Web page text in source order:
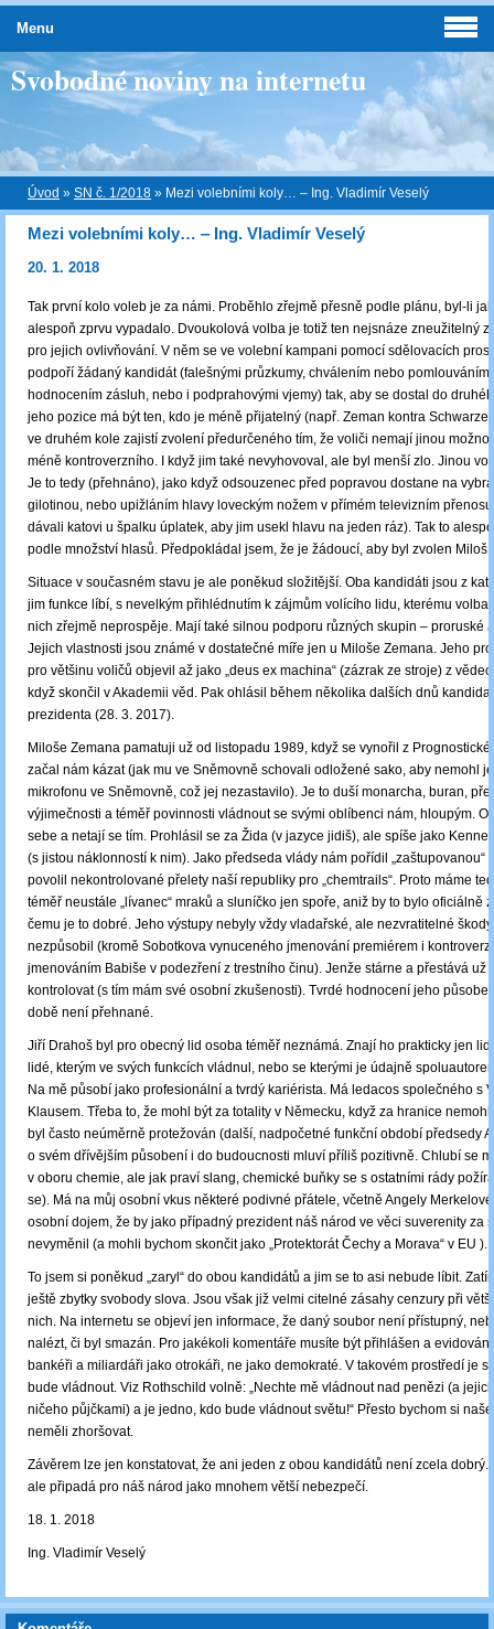
Svobodné noviny na internetu
Úvod » SN č. 1/2018 » Mezi volebními koly… ‒ Ing. Vladimír Veselý
Mezi volebními koly… ‒ Ing. Vladimír Veselý
20. 1. 2018
Tak první kolo voleb je za námi. Proběhlo zřejmě přesně podle plánu, byl-li
alespoň zprvu vypadalo. Dvoukolová volba je totiž ten nejsnáze zneužitelný
pro jejich ovlivňování. V něm se ve volební kampani pomocí sdělovacích
podpoří žádaný kandidát (falešnými průzkumy, chválením nebo pomlouváním
hodnocením zásluh, nebo i podprahovými vjemy) tak, aby se dostal do
jeho pozice má být ten, kdo je méně přijatelný (např. Zeman kontra
ve druhém kole zajistí zvolení předurčeného tím, že voliči nemají jinou
méně kontroverzního. I když jim také nevyhovoval, ale byl menší zlo. Jinou
Je to tedy (přehnáno), jako když odsouzenec před popravou dostane na
gilotinou, nebo upižláním hlavy loveckým nožem v přímém televizním
dávali katovi u špalku úplatek, aby jim usekl hlavu na jeden ráz). Tak to
podle množství hlasů. Předpokládal jsem, že je žádoucí, aby byl zvolen Miloš
Situace v současném stavu je ale poněkud složitější. Oba kandidáti jsou z
jim funkce líbí, s nevelkým přihlédnutím k zájmům volícího lidu, kterému volba
nich zřejmě neprospěje. Mají také silnou podporu různých skupin – proruské
Jejich vlastnosti jsou známé v dostatečné míře jen u Miloše Zemana. Jeho
pro většinu voličů objevil až jako „deus ex machina“ (zázrak ze stroje) z
když skončil v Akademii věd. Pak ohlásil během několika dalších dnů
prezidenta (28. 3. 2017).
Miloše Zemana pamatuji už od listopadu 1989, když se vynořil z
začal nám kázat (jak mu ve Sněmovně schovali odložené sako, aby nemohl
mikrofonu ve Sněmovně, což jej nezastavilo). Je to duší monarcha, buran,
výjimečnosti a téměř povinnosti vládnout se svými oblíbenci nám, hloupým.
sebe a netají se tím. Prohlásil se za Žida (v jazyce jidiš), ale spíše jako
(s jistou náklonností k nim). Jako předseda vlády nám pořídil „zaštupovanou“
povolil nekontrolované přelety naší republiky pro „chemtrails“. Proto máme
téměř neustále „lívanec“ mraků a sluníčko jen spoře, aniž by to bylo oficiálně
čemu je to dobré. Jeho výstupy nebyly vždy vladařské, ale nezvratitelné
nezpůsobil (kromě Sobotkova vynuceného jmenování premiérem i
jmenováním Babiše v podezření z trestního činu). Jenže stárne a přestává už
kontrolovat (s tím mám své osobní zkušenosti). Tvrdé hodnocení jeho
době není přehnané.
Jiří Drahoš byl pro obecný lid osoba téměř neznámá. Znají ho prakticky jen
lidé, kterým ve svých funkcích vládnul, nebo se kterými je údajně
Na mě působí jako profesionální a tvrdý kariérista. Má ledacos společného s
Klausem. Třeba to, že mohl být za totality v Německu, když za hranice
byl často neúměrně protežován (další, nadpočetné funkční období předsedy
o svém dřívějším působení i do budoucnosti mluví příliš pozitivně. Chlubí se
v oboru chemie, ale jak praví slang, chemické buňky se s ostatními rády
se). Má na můj osobní vkus některé podivné přátele, včetně Angely
osobní dojem, že by jako případný prezident náš národ ve věci suverenity za
nevyměnil (a mohli bychom skončit jako „Protektorát Čechy a Morava“ v EU ).
To jsem si poněkud „zaryl“ do obou kandidátů a jim se to asi nebude líbit.
ještě zbytky svobody slova. Jsou však již velmi citelné zásahy cenzury při
nich. Na internetu se objeví jen informace, že daný soubor není přístupný,
nalézt, či byl smazán. Pro jakékoli komentáře musíte být přihlášen a
bankéři a miliardáři jako otrokáři, ne jako demokraté. V takovém prostředí je
bude vládnout. Viz Rothschild volně: „Nechte mě vládnout nad penězi (a
ničeho půjčkami) a je jedno, kdo bude vládnout světu!“ Přesto bychom si
neměli zhoršovat.
Závěrem lze jen konstatovat, že ani jeden z obou kandidátů není zcela dobrý.
ale připadá pro náš národ jako mnohem větší nebezpečí.
18. 1. 2018
Ing. Vladimír Veselý
Menu